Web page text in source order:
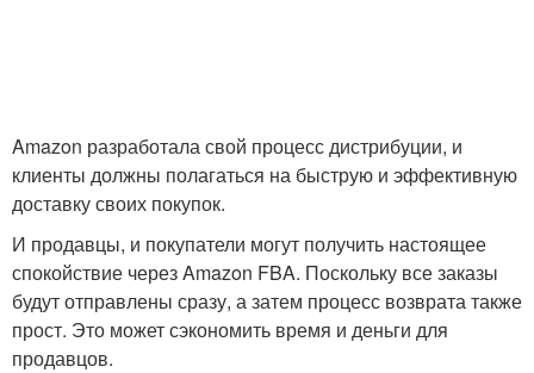
Amazon разработала свой процесс дистрибуции, и
клиенты должны полагаться на быструю и эффективную
доставку своих покупок.
И продавцы, и покупатели могут получить настоящее
спокойствие через Amazon FBA. Поскольку все заказы
будут отправлены сразу, а затем процесс возврата также
прост. Это может сэкономить время и деньги для
продавцов.